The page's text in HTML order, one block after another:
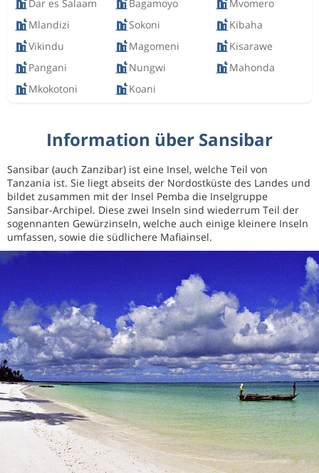
Dar es Salaam Bagamoyo
Mvomero
Mlandizi
Sokoni
Kibaha
Vikindu
Magomeni
Kisarawe
Pangani
Nungwi
Mahonda
Mkokotoni
Koani
Information über Sansibar
Sansibar (auch Zanzibar) ist eine Insel, welche Teil von
Tanzania ist. Sie liegt abseits der Nordostküste des Landes und
bildet zusammen mit der Insel Pemba die Inselgruppe
Sansibar-Archipel. Diese zwei Inseln sind wiederrum Teil der
sogennanten Gewürzinseln, welche auch einige kleinere Inseln
umfassen, sowie die südlichere Mafiainsel.